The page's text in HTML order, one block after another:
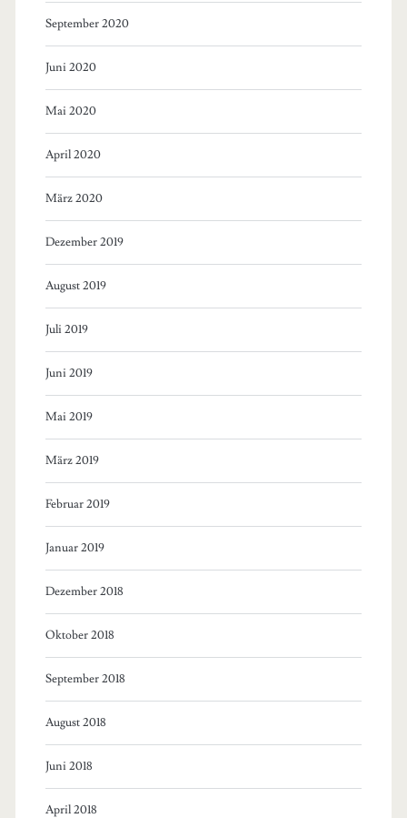
September 2020
Juni 2020
Mai 2020
April 2020
März 2020
Dezember 2019
August 2019
Juli 2019
Juni 2019
Mai 2019
März 2019
Februar 2019
Januar 2019
Dezember 2018
Oktober 2018
September 2018
August 2018
Juni 2018
April 2018